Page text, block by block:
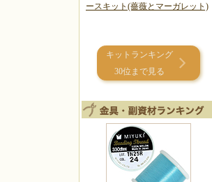
ースキット(薔薇とマーガレット)
キットランキング
30位まで見る